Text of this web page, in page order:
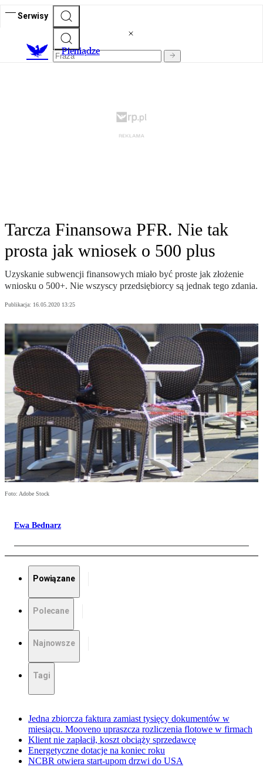
Serwisy
Pieniądze
Tarcza Finansowa PFR. Nie tak
prosta jak wniosek o 500 plus
Uzyskanie subwencji finansowych miało być proste jak złożenie
wniosku o 500+. Nie wszyscy przedsiębiorcy są jednak tego zdania.
Publikacja: 16.05.2020 13:25
Foto: Adobe Stock
Ewa Bednarz
Powiązane
Polecane
Najnowsze
Tagi
Jedna zbiorcza faktura zamiast tysięcy dokumentów w
miesiącu. Mooveno upraszcza rozliczenia flotowe w firmach
Klient nie zapłacił, koszt obciąży sprzedawcę
Energetyczne dotacje na koniec roku
NCBR otwiera start-upom drzwi do USA